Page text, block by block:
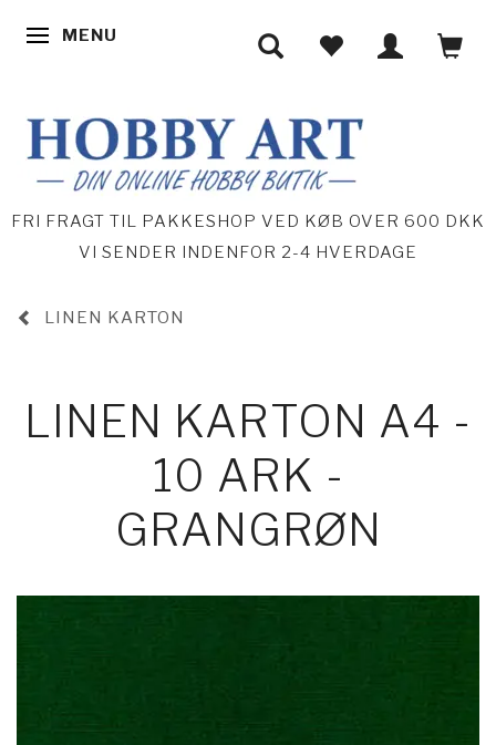
SKIFTE NAVIGATION
MENU
FRI FRAGT TIL PAKKESHOP VED KØB OVER 600 DKK
VI SENDER INDENFOR 2-4 HVERDAGE
LINEN KARTON
LINEN KARTON A4 -
10 ARK -
GRANGRØN